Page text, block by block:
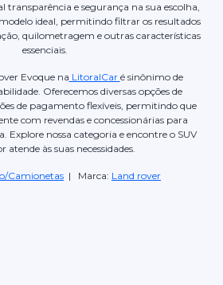
e segurança na sua escolha,
ideal, permitindo filtrar os resultados
quilometragem e outras características
essenciais.
Evoque na LitoralCar é sinônimo de
Oferecemos diversas opções de
de pagamento flexíveis, permitindo que
com revendas e concessionárias para
Explore nossa categoria e encontre o SUV
atende às suas necessidades.
Camionetas | Marca: Land rover